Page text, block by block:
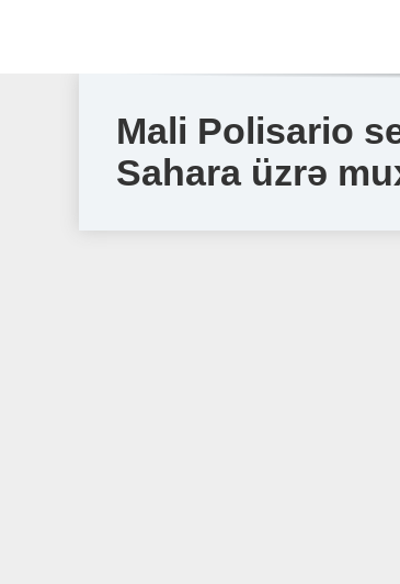
Mali Polisario
Sahara üzrǝ